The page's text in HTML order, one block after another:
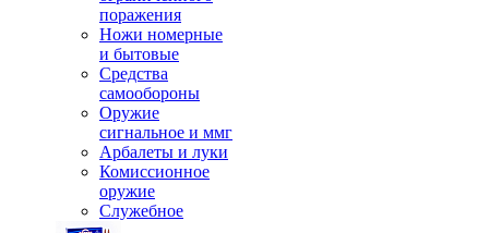
поражения
Ножи номерные
и бытовые
Средства
самообороны
Оружие
сигнальное и ммг
Арбалеты и луки
Комиссионное
оружие
Служебное